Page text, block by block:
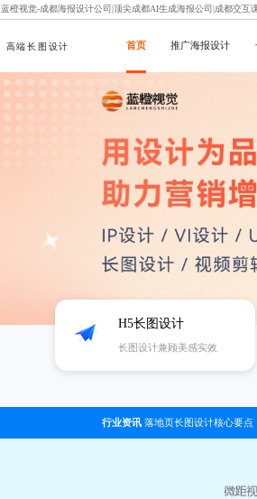
蓝橙视觉-成都海报设计公司|顶尖成都AI生成海报公司|成都交互
高端长图设计 首页 推广海报设计
企业故事
H5长图设计
长图设计兼顾美感实效
行业资讯 落地页长图设计核心要点